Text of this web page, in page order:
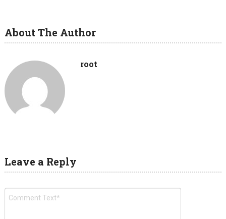
About The Author
root
Leave a Reply